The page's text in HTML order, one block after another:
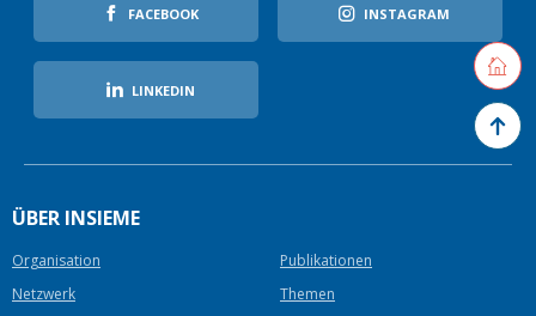
FACEBOOK INSTAGRAM
LINKEDIN
ÜBER INSIEME
Organisation
Publikationen
Netzwerk
Themen
Zurück